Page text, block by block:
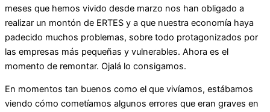
meses que hemos vivido desde marzo nos han obligado a
realizar un montón de ERTES y a que nuestra economía haya
padecido muchos problemas, sobre todo protagonizados por
las empresas más pequeñas y vulnerables. Ahora es el
momento de remontar. Ojalá lo consigamos.
En momentos tan buenos como el que vivíamos, estábamos
viendo cómo cometíamos algunos errores que eran graves en